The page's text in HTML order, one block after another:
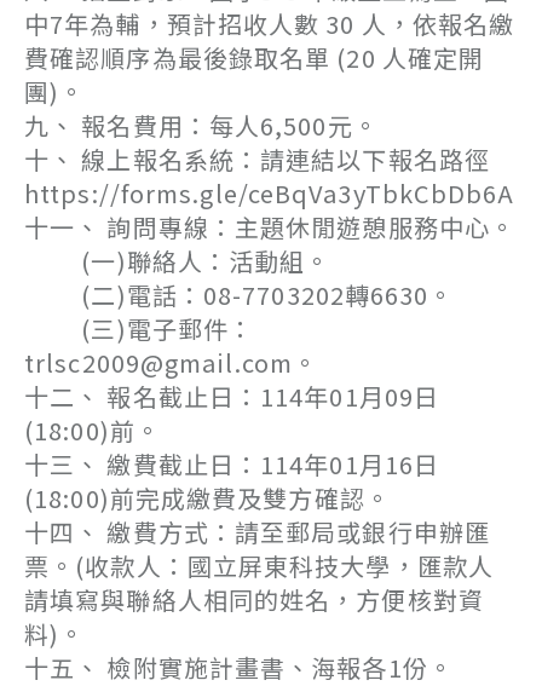
中7年為輔，預計招收人數 30 人，依報名繳
費確認順序為最後錄取名單 (20 人確定開
團)。
九、 報名費用：每人6,500元。
十、 線上報名系統：請連結以下報名路徑
https://forms.gle/ceBqVa3yTbkCbDb6A
十一、 詢問專線：主題休閒遊憩服務中心。
(一)聯絡人：活動組。
(二)電話：08-7703202轉6630。
(三)電子郵件：
trlsc2009@gmail.com。
十二、 報名截止日：114年01月09日
(18:00)前。
十三、 繳費截止日：114年01月16日
(18:00)前完成繳費及雙方確認。
十四、 繳費方式：請至郵局或銀行申辦匯
票。(收款人：國立屏東科技大學，匯款人
請填寫與聯絡人相同的姓名，方便核對資
料)。
十五、 檢附實施計畫書、海報各1份。